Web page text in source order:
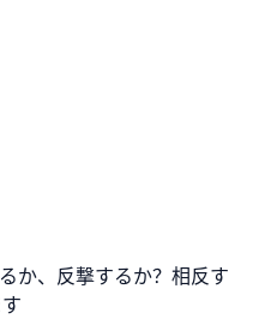
か、反撃するか？相反す